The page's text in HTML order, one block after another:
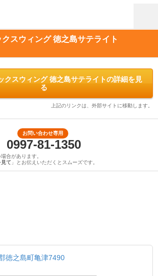
スウィング 徳之島サテライト
クスウィング 徳之島サテライトの詳細を見
る
上記のリンクは、外部サイトに移動します。
お問い合わせ専用
0997-81-1350
合があります。
て 」とお伝えいただくとスムーズです。
徳之島町亀津7490